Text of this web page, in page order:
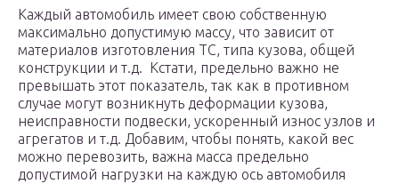
Каждый автомобиль имеет свою собственную
максимально допустимую массу, что зависит от
материалов изготовления ТС, типа кузова, общей
конструкции и т.д. Кстати, предельно важно не
превышать этот показатель, так как в противном
случае могут возникнуть деформации кузова,
неисправности подвески, ускоренный износ узлов и
агрегатов и т.д. Добавим, чтобы понять, какой вес
можно перевозить, важна масса предельно
допустимой нагрузки на каждую ось автомобиля